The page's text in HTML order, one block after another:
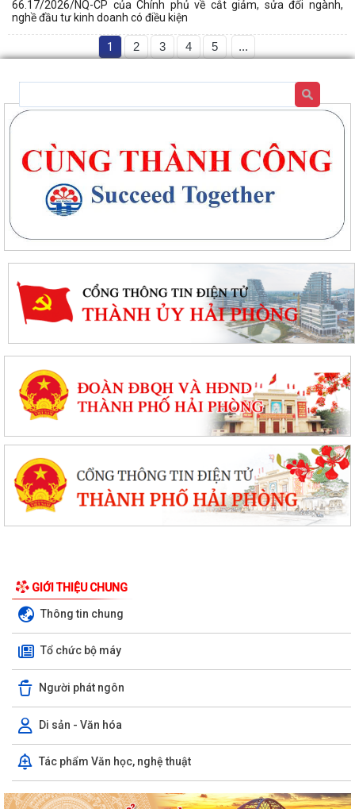
66.17/2026/NQ-CP của Chính phủ về cắt giảm, sửa đổi ngành,
nghề đầu tư kinh doanh có điều kiện
1 2 3 4 5 ...
GIỚI THIỆU CHUNG
Thông tin chung
Tổ chức bộ máy
Người phát ngôn
Di sản - Văn hóa
Tác phẩm Văn học, nghệ thuật
LIỆT SĨ
Văn bản hợp nhất số 72/2026/VBHN-NĐ-BNNMT ngày 20 tháng 7